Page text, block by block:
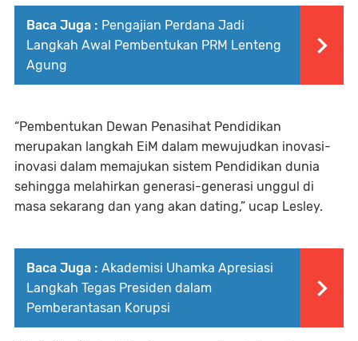
Baca Juga : Pengajian Perdana Jadi
Langkah Awal Pembentukan PRM Lenteng
Agung
“Pembentukan Dewan Penasihat Pendidikan
merupakan langkah EiM dalam mewujudkan inovasi-
inovasi dalam memajukan sistem Pendidikan dunia
sehingga melahirkan generasi-generasi unggul di
masa sekarang dan yang akan dating,” ucap Lesley.
Baca Juga : Akademisi Uhamka Apresiasi
Langkah Tegas Presiden dalam
Pemberantasan Korupsi